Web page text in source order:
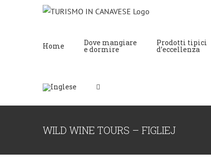
Home Dove mangiare
e dormire
Prodotti tipici
d’eccellenza
WILD WINE TOURS – FIGLIEJ